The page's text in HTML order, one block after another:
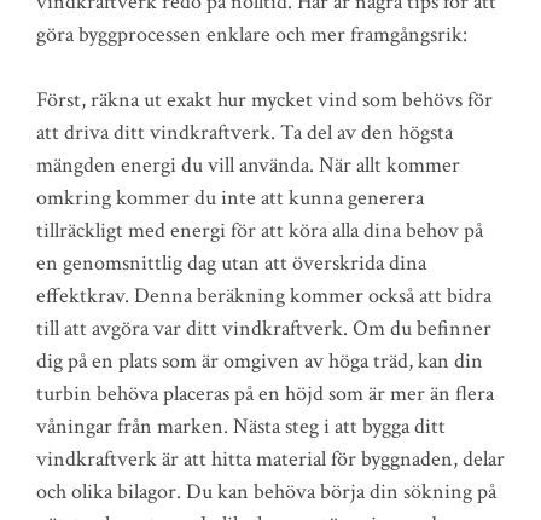
göra byggprocessen enklare och mer framgångsrik:
Först, räkna ut exakt hur mycket vind som behövs för
att driva ditt vindkraftverk. Ta del av den högsta
mängden energi du vill använda. När allt kommer
omkring kommer du inte att kunna generera
tillräckligt med energi för att köra alla dina behov på
en genomsnittlig dag utan att överskrida dina
effektkrav. Denna beräkning kommer också att bidra
till att avgöra var ditt vindkraftverk. Om du befinner
dig på en plats som är omgiven av höga träd, kan din
turbin behöva placeras på en höjd som är mer än flera
våningar från marken. Nästa steg i att bygga ditt
vindkraftverk är att hitta material för byggnaden, delar
och olika bilagor. Du kan behöva börja din sökning på